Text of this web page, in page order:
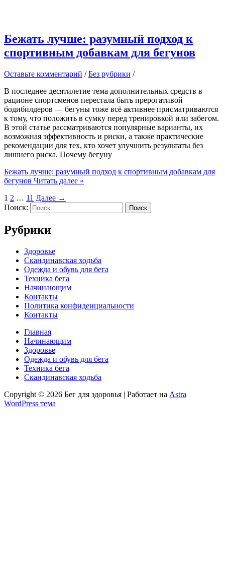
Бежать лучше: разумный подход к
спортивным добавкам для бегунов
Оставьте комментарий /Без рубрики /
В последнее десятилетие тема дополнительных средств в
рационе спортсменов перестала быть прерогативой
бодибилдеров — бегуны тоже всё активнее присматриваются
к тому, что положить в сумку перед тренировкой или забегом.
В этой статье рассматриваются популярные варианты, их
возможная эффективность и риски, а также практические
рекомендации для тех, кто хочет улучшить результаты без
лишнего риска. Почему бегуну
Бежать лучше: разумный подход к спортивным добавкам для
бегунов Читать далее »
1 2 … 11 Далее →
Поиск:
Рубрики
Здоровье
Скандинавская ходьба
Одежда и обувь для бега
Техника бега
Начинающим
Контакты
Политика конфиденциальности
Контакты
Главная
Начинающим
Здоровье
Одежда и обувь для бега
Техника бега
Скандинавская ходьба
Copyright © 2026 Бег для здоровья | Работает на Astra
WordPress тема